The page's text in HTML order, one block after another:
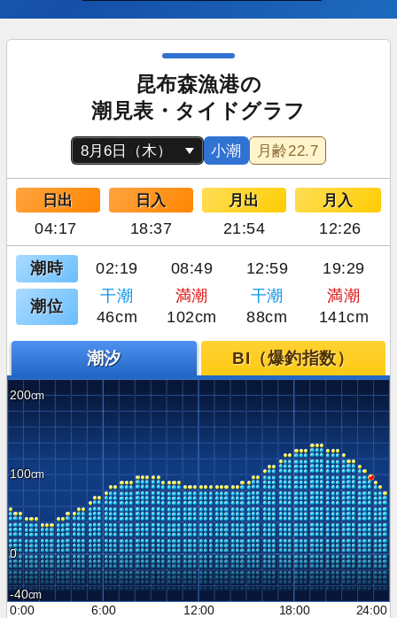
昆布森漁港の
潮見表・タイドグラフ
小潮 月齢22.7
日出 日入 月出 月入
04:17 18:37 21:54 12:26
潮時 02:19 08:49 12:59 19:29
潮位
干潮 満潮 干潮
満潮
46cm
102cm 88cm 141cm
潮汐 BI（爆釣指数）
200
100
0
-40
0:00
6:00 12:00 18:00 24:00